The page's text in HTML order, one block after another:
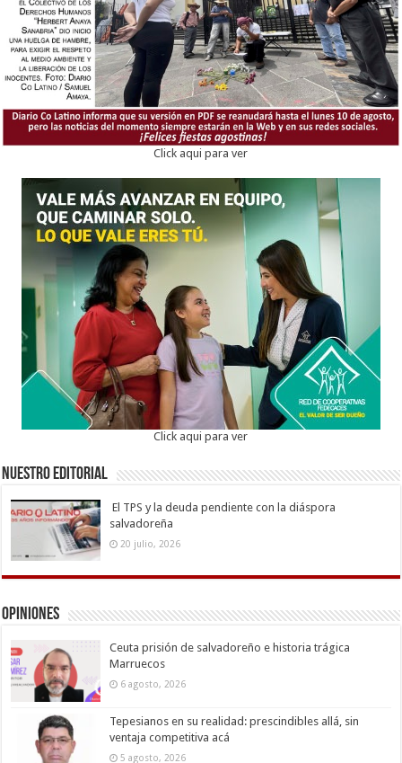
Click aqui para ver
Click aqui para ver
Nuestro Editorial
El TPS y la deuda pendiente con la diáspora
salvadoreña
20 julio, 2026
Opiniones
Ceuta prisión de salvadoreño e historia trágica
Marruecos
6 agosto, 2026
Tepesianos en su realidad: prescindibles allá, sin
ventaja competitiva acá
5 agosto, 2026